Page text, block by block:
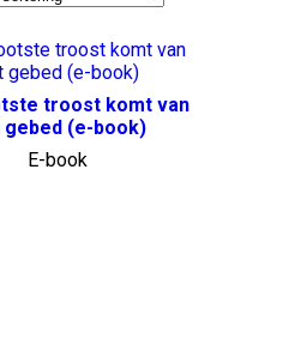
troost komt van
gebed (e-book)
E-book